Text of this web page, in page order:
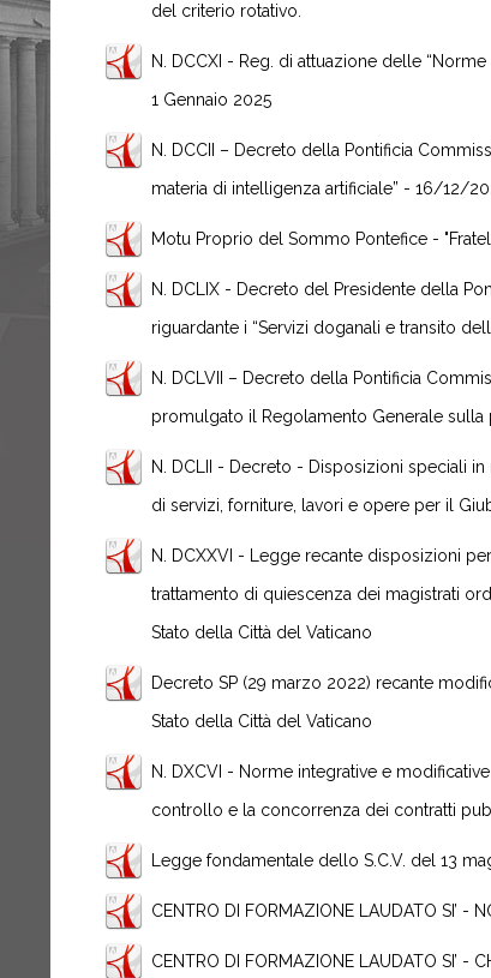
del criterio rotativo.
N. DCCXI - Reg. di attuazione delle
1 Gennaio 2025
N. DCCII – Decreto della Pontificia
materia di intelligenza artificiale” - 16/12/
Motu Proprio del Sommo Pontefice -
N. DCLIX - Decreto del Presidente della
riguardante i “Servizi doganali e transito
N. DCLVII – Decreto della Pontificia
promulgato il Regolamento Generale sulla
N. DCLII - Decreto - Disposizioni speciali
di servizi, forniture, lavori e opere per il
N. DCXXVI - Legge recante disposizioni
trattamento di quiescenza dei magistrati
Stato della Città del Vaticano
Decreto SP (29 marzo 2022) recante
Stato della Città del Vaticano
N. DXCVI - Norme integrative e
controllo e la concorrenza dei contratti
Legge fondamentale dello S.C.V. del 13
CENTRO DI FORMAZIONE LAUDATO SI’ -
CENTRO DI FORMAZIONE LAUDATO SI’ -